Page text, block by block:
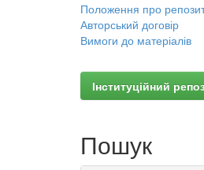
Положення про
Авторський договір
Вимоги до матеріалів
Інституційний
Пошук